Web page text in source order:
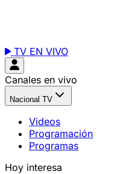
TV EN VIVO
Canales en vivo
Nacional TV
Videos
Programación
Programas
Hoy interesa